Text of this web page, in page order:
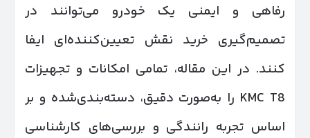
رفاهی و ایمنی یک خودرو می‌توانند در
تصمیم‌گیری خرید نقش تعیین‌کننده‌ای ایفا
کنند. در این مقاله، تمامی امکانات و تجهیزات
KMC T8 را به‌صورت دقیق، دسته‌بندی‌شده و بر
اساس تجربه رانندگی و بررسی‌های کارشناسی